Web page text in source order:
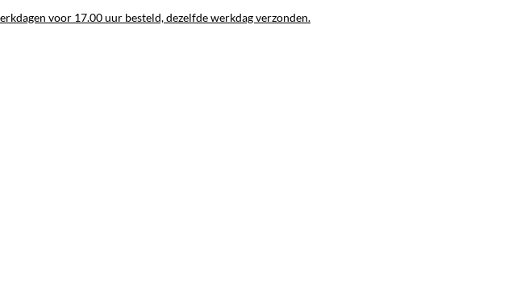
voor 17.00 uur besteld, dezelfde werkdag verzonden.